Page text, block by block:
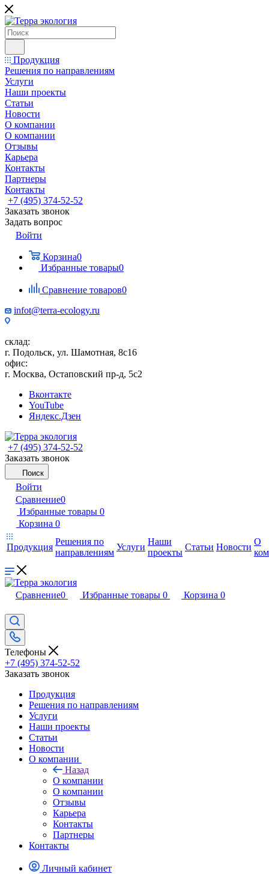
Продукция
Решения по направлениям
Услуги
Наши проекты
Статьи
Новости
О компании
О компании
Отзывы
Карьера
Контакты
Партнеры
Контакты
+7 (495) 374-52-52
Заказать звонок
Задать вопрос
Войти
Корзина0
Избранные товары0
Сравнение товаров0
infot@terra-ecology.ru
склад:
г. Подольск, ул. Шамотная, 8с16
офис:
г. Москва, Остаповский пр-д, 5с2
Вконтакте
YouTube
Яндекс.Дзен
+7 (495) 374-52-52
Заказать звонок
Поиск
Войти
Сравнение0
Избранные товары 0
Корзина 0
Продукция
Решения по
направлениям
Услуги
Наши
проекты
Статьи Новости
О
Сравнение0 Избранные товары 0 Корзина 0
Телефоны
+7 (495) 374-52-52
Заказать звонок
Продукция
Решения по направлениям
Услуги
Наши проекты
Статьи
Новости
О компании
Назад
О компании
О компании
Отзывы
Карьера
Контакты
Партнеры
Контакты
Личный кабинет